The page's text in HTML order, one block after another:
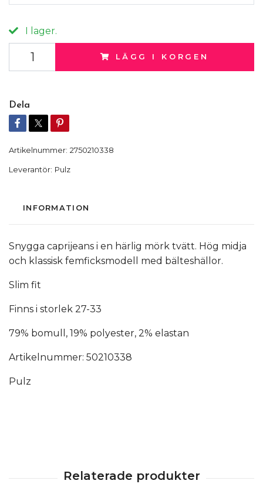
I lager.
LÄGG I KORGEN
Dela
Artikelnummer: 2750210338
Leverantör: Pulz
INFORMATION
Snygga caprijeans i en härlig mörk tvätt. Hög midja
och klassisk femficksmodell med bälteshällor.
Slim fit
Finns i storlek 27-33
79% bomull, 19% polyester, 2% elastan
Artikelnummer: 50210338
Pulz